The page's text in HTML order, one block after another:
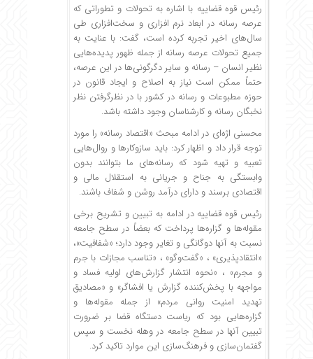
رئیس قوه قضاییه با اشاره به تحولات و تطوراتی که
عرصه رسانه در ابعاد نرم افزاری و سخت‌افزاری طی
سال‌های اخیر تجربه کرده است، گفت: با عنایت به
جمیع تحولات عرصه رسانه از جمله ظهور پدیده‌هایی
نظیر انسان – رسانه و سایر دگرگونی‌ها در این عرصه،
حتماً ممکن است نیاز به اصلاح و ایجاد قانون در
حوزه مطبوعات و رسانه در کشور با در نظرگرفتن نظر
نخبگان رسانه و کارشناسان وجود داشته باشد.
محسنی اژه‌ای در ادامه مبحث «اقتصاد رسانه» را مورد
توجه قرار داد و اظهار کرد: باید سازوکارها و روال‌هایی
تعبیه و تهیه شود که رسانه‌های ما بتوانند بدون
وابستگی به جناح و جریانی به استقلال مالی و
اقتصادی برسند و دارای درآمد روشن و شفاف باشند.
رئیس قوه قضاییه در ادامه به تبیین و تشریح برخی
مقوله‌ها و گزاره‌ها پرداخت که بعضاً در سطح جامعه
نسبت به آنها دوگانگی و تغایر وجود دارد؛ «شفافیت»،
«انتقادپذیری» ، «گفت‌وگو» ، «تناسب مجازات با جرم
و مجرم» ، «نحوه انتشار گزارش‌های اولیه فساد و
مواجهه با پخش‌کننده گزارش یا افشاگر» و «مصادیق
تهدید امنیت روانی مردم» از جمله مقوله‌ها و
گزاره‌هایی بود که ریاست دستگاه قضا بر ضرورت
تبیین آنها در سطح جامعه در وهله نخست و سپس
گفتمان‌سازی و فرهنگ‌سازی این موارد تاکید کرد.